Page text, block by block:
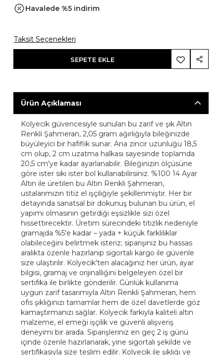
Havalede %5 indirim
Taksit Seçenekleri
SEPETE EKLE
Ürün Açıklaması
Kolyecik güvencesiyle sunulan bu zarif ve şık Altın
Renkli Şahmeran, 2,05 gram ağırlığıyla bileğinizde
büyüleyici bir hafiflik sunar. Ana zincir uzunluğu 18,5
cm olup, 2 cm uzatma halkası sayesinde toplamda
20,5 cm’ye kadar ayarlanabilir. Bileğinizin ölçüsüne
göre ister sıkı ister bol kullanabilirsiniz. %100 14 Ayar
Altın ile üretilen bu Altın Renkli Şahmeran,
ustalarımızın titiz el işçiliğiyle şekillenmiştir. Her bir
detayında sanatsal bir dokunuş bulunan bu ürün, el
yapımı olmasının getirdiği eşsizlikle sizi özel
hissettirecektir. Üretim sürecindeki titizlik nedeniyle
gramajda %5'e kadar – yada + küçük farklılıklar
olabileceğini belirtmek isteriz; siparişiniz bu hassas
aralıkta özenle hazırlanıp sigortalı kargo ile güvenle
size ulaştırılır. Kolyecik'ten alacağınız her ürün, ayar
bilgisi, gramaj ve orijinalliğini belgeleyen özel bir
sertifika ile birlikte gönderilir. Günlük kullanıma
uygun zarif tasarımıyla Altın Renkli Şahmeran, hem
ofis şıklığınızı tamamlar hem de özel davetlerde göz
kamaştırmanızı sağlar. Kolyecik farkıyla kaliteli altın
malzeme, el emeği işçilik ve güvenli alışveriş
deneyimi bir arada. Siparişleriniz en geç 2 iş günü
içinde özenle hazırlanarak, yine sigortalı şekilde ve
sertifikasıyla size teslim edilir. Kolyecik ile şıklığı ve